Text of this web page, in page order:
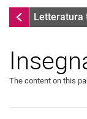
Abilitazione
Letteratura
The content on this